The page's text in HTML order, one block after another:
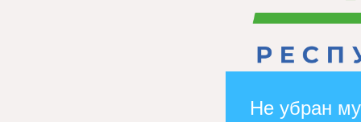
Не убран